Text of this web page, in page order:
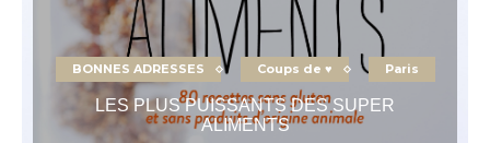
BONNES ADRESSES Coups de ♥ Paris
LES PLUS PUISSANTS DES SUPER
ALIMENTS